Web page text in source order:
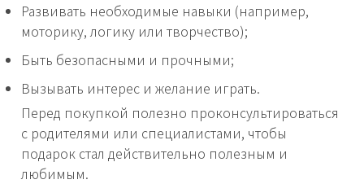
Развивать необходимые навыки (например,
моторику, логику или творчество);
Быть безопасными и прочными;
Вызывать интерес и желание играть.
Перед покупкой полезно проконсультироваться
с родителями или специалистами, чтобы
подарок стал действительно полезным и
любимым.